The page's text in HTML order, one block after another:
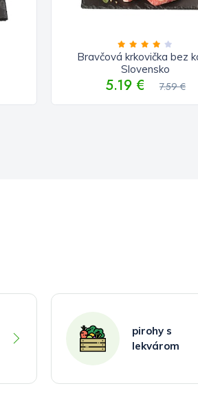
Bravčová krkovička bez
Slovensko
5.19 € 7.59 €
pirohy s
lekvárom